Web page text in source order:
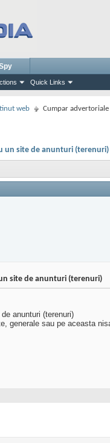
Quick Links
web Cumpar
un site de anunturi (terenuri)
site de anunturi (terenuri)
anunturi (terenuri)
generale sau pe aceasta